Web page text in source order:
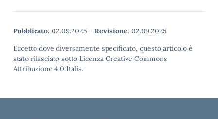
Pubblicato: 02.09.2025 - Revisione: 02.09.2025
Eccetto dove diversamente specificato, questo articolo è
stato rilasciato sotto Licenza Creative Commons
Attribuzione 4.0 Italia.